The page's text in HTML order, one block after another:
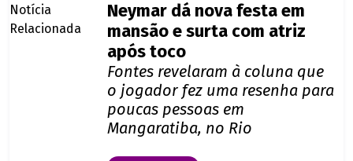
Neymar dá nova festa em
mansão e surta com atriz
após toco
Fontes revelaram à coluna que
o jogador fez uma resenha para
poucas pessoas em
Mangaratiba, no Rio